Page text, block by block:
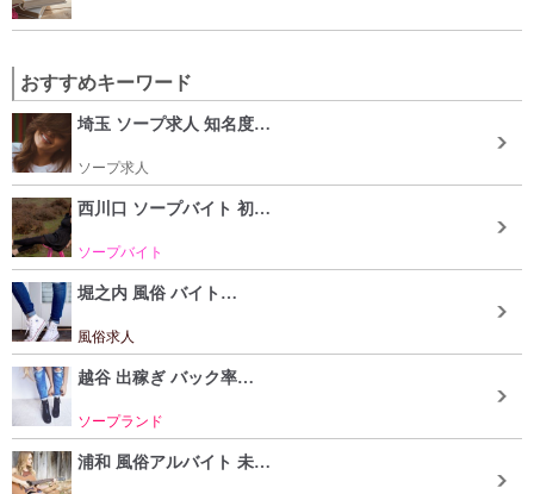
おすすめキーワード
埼玉 ソープ求人 知名度…
ソープ求人
西川口 ソープバイト 初…
ソープバイト
堀之内 風俗 バイト…
風俗求人
越谷 出稼ぎ バック率…
ソープランド
浦和 風俗アルバイト 未…